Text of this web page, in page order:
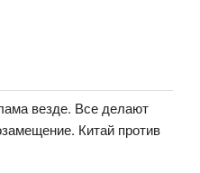
везде. Все делают
Китай против